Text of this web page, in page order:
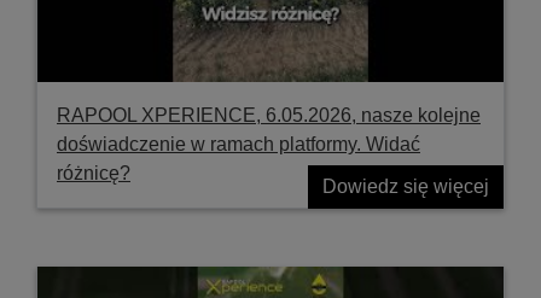
RAPOOL XPERIENCE, 6.05.2026, nasze kolejne
doświadczenie w ramach platformy. Widać
różnicę?
Dowiedz się więcej